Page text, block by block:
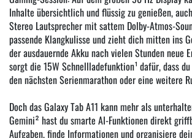
Inhalte übersichtlich und flüssig zu genießen,
Stereo Lautsprecher mit sattem Dolby-Atmos-
passende Klangkulisse und zieht dich mitten ins
der ausdauernde Akku nach vielen Stunden neue
sorgt die 15W Schnellladefunktion¹ dafür, dass
den nächsten Serienmarathon oder eine weitere
Doch das Galaxy Tab A11 kann mehr als
Gemini² hast du smarte AI-Funktionen direkt
Aufgaben, finde Informationen und organisiere